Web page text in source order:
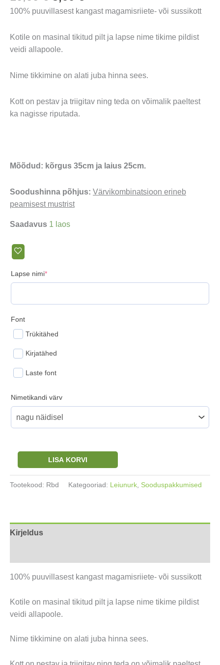
hind
10,00 €.
hind
5,00 €.
100% puuvillasest kangast magamisriiete- või sussikott
Kotile on masinal tikitud pilt ja lapse nime tikime pildist
veidi allapoole.
Nime tikkimine on alati juba hinna sees.
Kott on pestav ja triigitav ning teda on võimalik paeltest
ka nagisse riputada.
Mõõdud: kõrgus 35cm ja laius 25cm.
Soodushinna põhjus: Värvikombinatsioon erineb
peamisest mustrist
Saadavus 1 laos
Lapse nimi*(required)
Font
Trükitähed
Kirjatähed
Laste font
Nimetikandi värv
Sussikott
nimega
LISA KORVI
Tootekood: Rbd Kategooriad: Leiunurk, Sooduspakkumised
Kirjeldus
100% puuvillasest kangast magamisriiete- või sussikott
Kotile on masinal tikitud pilt ja lapse nime tikime pildist
veidi allapoole.
Nime tikkimine on alati juba hinna sees.